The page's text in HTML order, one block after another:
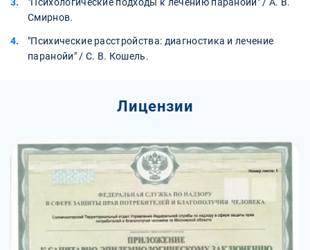
Смирнов.
"Психические расстройства: диагностика и лечение
паранойи" / С. В. Кошель.
Лицензии